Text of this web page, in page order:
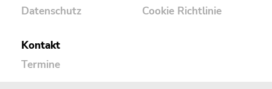
Datenschutz
Cookie Richtlinie
Kontakt
Termine